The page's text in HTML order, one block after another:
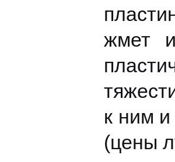
жмет
к ним
(цены